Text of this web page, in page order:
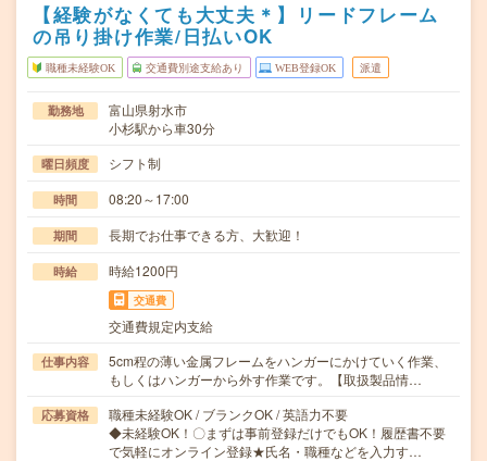
【経験がなくても大丈夫＊】リードフレーム
の吊り掛け作業/日払いOK
職種未経験OK 交通費別途支給あり WEB登録OK 派遣
勤務地
富山県射水市
小杉駅から車30分
曜日頻度 シフト制
時間 08:20～17:00
期間 長期でお仕事できる方、大歓迎！
時給 時給1200円
交通費
交通費規定内支給
仕事内容
5cm程の薄い金属フレームをハンガーにかけていく作業、
もしくはハンガーから外す作業です。【取扱製品情…
応募資格
職種未経験OK / ブランクOK / 英語力不要
◆未経験OK！〇まずは事前登録だけでもOK！履歴書不要
で気軽にオンライン登録★氏名・職種などを入力す…